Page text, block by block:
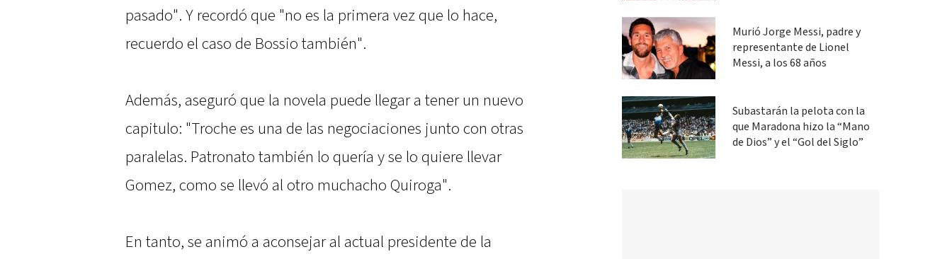
pasado". Y recordó que "no es la primera vez que lo hace,
recuerdo el caso de Bossio también".
Además, aseguró que la novela puede llegar a tener un nuevo
capitulo: "Troche es una de las negociaciones junto con otras
paralelas. Patronato también lo quería y se lo quiere llevar
Gomez, como se llevó al otro muchacho Quiroga".
En tanto, se animó a aconsejar al actual presidente de la
Murió Jorge Messi, padre y
representante de Lionel
Messi, a los 68 años
Subastarán la pelota con la
que Maradona hizo la “Mano
de Dios” y el “Gol del Siglo”